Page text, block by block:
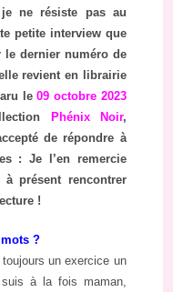
ne résiste pas au
petite interview que
le dernier numéro de
revient en librairie
le09 octobre 2023
Phénix Noir,
de répondre à
: Je l’en remercie
présent rencontrer
!
?
un exercice un
à la fois maman,